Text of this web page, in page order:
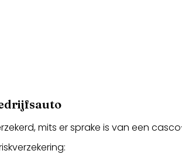
mits er sprake is van een